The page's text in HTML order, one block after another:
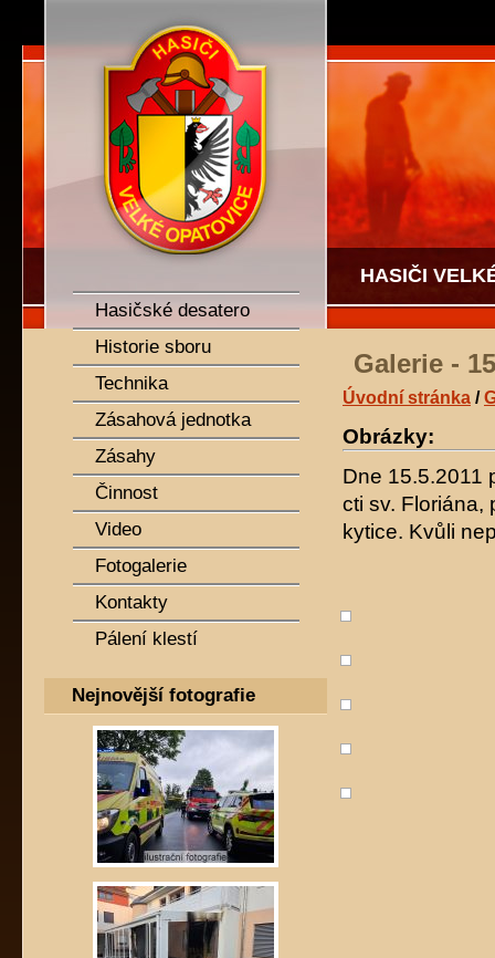
HASIČI
Galerie -
Úvodní stránka /
Obrázky:
Dne 15.5.2011
cti sv. Floriána,
kytice. Kvůli
SDH Velké Opatovice
Hasičské desatero
Historie sboru
Technika
Zásahová jednotka
Zásahy
Činnost
Video
Fotogalerie
Kontakty
Pálení klestí
Nejnovější fotografie